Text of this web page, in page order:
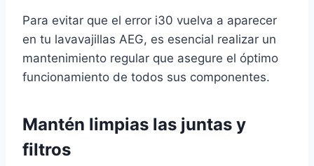
Para evitar que el error i30 vuelva a aparecer
en tu lavavajillas AEG, es esencial realizar un
mantenimiento regular que asegure el óptimo
funcionamiento de todos sus componentes.
Mantén limpias las juntas y
filtros